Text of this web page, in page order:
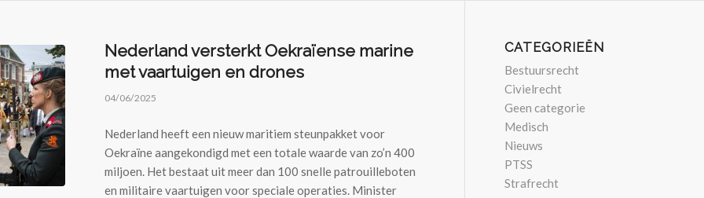
Nederland versterkt Oekraïense marine
met vaartuigen en drones
04/06/2025
Nederland heeft een nieuw maritiem steunpakket voor
Oekraïne aangekondigd met een totale waarde van zo’n 400
miljoen. Het bestaat uit meer dan 100 snelle patrouilleboten
en militaire vaartuigen voor speciale operaties. Minister
CATEGORIEËN
Bestuursrecht
Civielrecht
Geen categorie
Medisch
Nieuws
PTSS
Strafrecht